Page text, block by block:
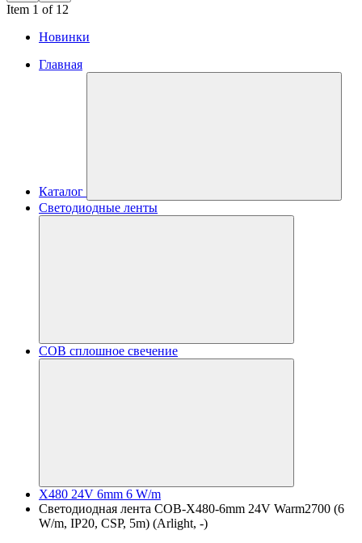
Item 1 of 12
Новинки
Главная
Каталог
Светодиодные ленты
COB сплошное свечение
X480 24V 6mm 6 W/m
Светодиодная лента COB-X480-6mm 24V Warm2700 (6
W/m, IP20, CSP, 5m) (Arlight, -)